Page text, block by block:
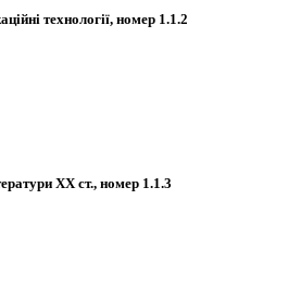
технології, номер 1.1.2
ХХ ст., номер 1.1.3